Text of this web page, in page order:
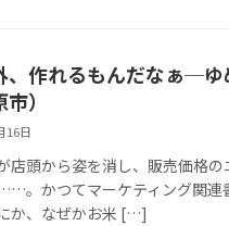
、作れるもんだなぁ─
）
16日
店頭から姿を消し、販売価格の
。かつてマーケティング関連
か、なぜかお米 […]